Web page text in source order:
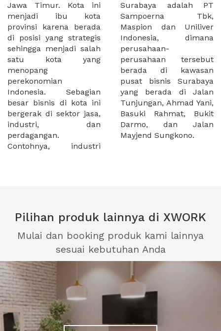
Jawa Timur. Kota ini
menjadi ibu kota
provinsi karena berada
di posisi yang strategis
sehingga menjadi salah
satu kota yang
menopang
perekonomian
Indonesia. Sebagian
besar bisnis di kota ini
bergerak di sektor jasa,
industri, dan
perdagangan.
Contohnya, industri
Surabaya adalah PT
Sampoerna Tbk,
Maspion dan Uniliver
Indonesia, dimana
perusahaan-
perusahaan tersebut
berada di kawasan
pusat bisnis Surabaya
yang berada di Jalan
Tunjungan, Ahmad Yani,
Basuki Rahmat, Bukit
Darmo, dan Jalan
Mayjend Sungkono.
Pilihan produk lainnya di XWORK
Mulai dan booking produk kami lainnya
sesuai kebutuhan Anda